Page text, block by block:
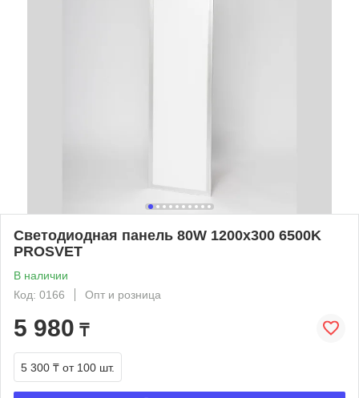
Светодиодная панель 80W 1200х300 6500K
PROSVET
В наличии
Код: 0166
Опт и розница
5 980 ₸
5 300 ₸ от 100 шт.